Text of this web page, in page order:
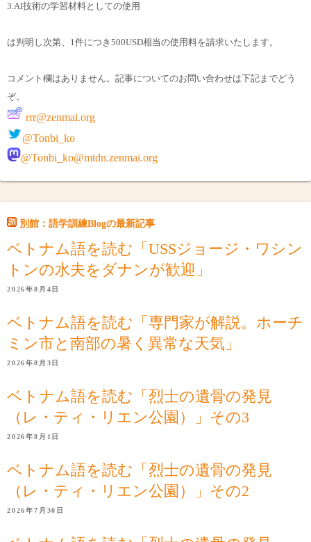
3.AI技術の学習材料としての使用
は判明し次第、1件につき500USD相当の使用料を請求いたします。
コメント欄はありません。記事についてのお問い合わせは下記までどう
ぞ。
rrr@zenmai.org
@Tonbi_ko
@Tonbi_ko@mtdn.zenmai.org
別館：語学訓練Blogの最新記事
ベトナム語を読む「USSジョージ・ワシン
トンの水夫をダナンが歓迎」
2026年8月4日
ベトナム語を読む「専門家が解説。ホーチ
ミン市と南部の暑く異常な天気」
2026年8月3日
ベトナム語を読む「烈士の遺骨の発見
（レ・ティ・リエン公園）」その3
2026年8月1日
ベトナム語を読む「烈士の遺骨の発見
（レ・ティ・リエン公園）」その2
2026年7月30日